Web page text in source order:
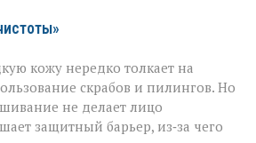
кожу нередко толкает на
скрабов и пилингов. Но
не делает лицо
защитный барьер, из‑за чего